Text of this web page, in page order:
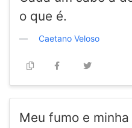
o que é.
Caetano Veloso
Meu fumo e